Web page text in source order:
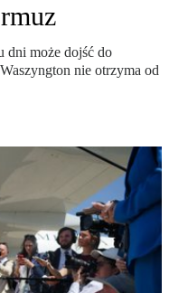
dni może dojść do
nie otrzyma od